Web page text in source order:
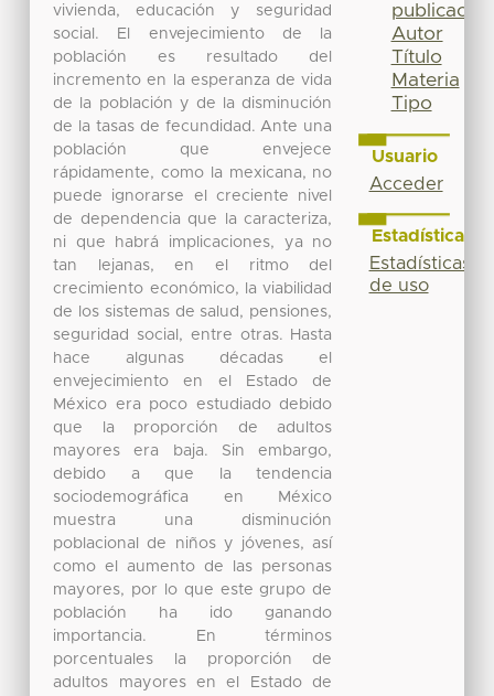
vivienda, educación y seguridad
social. El envejecimiento de la
población es resultado del
incremento en la esperanza de vida
de la población y de la disminución
de la tasas de fecundidad. Ante una
población que envejece
rápidamente, como la mexicana, no
puede ignorarse el creciente nivel
de dependencia que la caracteriza,
ni que habrá implicaciones, ya no
tan lejanas, en el ritmo del
crecimiento económico, la viabilidad
de los sistemas de salud, pensiones,
seguridad social, entre otras. Hasta
hace algunas décadas el
envejecimiento en el Estado de
México era poco estudiado debido
que la proporción de adultos
mayores era baja. Sin embargo,
debido a que la tendencia
sociodemográfica en México
muestra una disminución
poblacional de niños y jóvenes, así
como el aumento de las personas
mayores, por lo que este grupo de
población ha ido ganando
importancia. En términos
porcentuales la proporción de
adultos mayores en el Estado de
publicación
Autor
Título
Materia
Tipo
Usuario
Acceder
Estadísticas
Estadísticas
de uso